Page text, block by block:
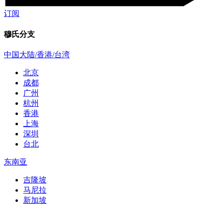
订阅
穆氏分支
中国大陆/香港/台湾
北京
成都
广州
杭州
香港
上海
深圳
台北
东南亚
吉隆坡
马尼拉
新加坡